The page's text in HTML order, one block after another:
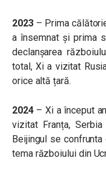
2023– Prima
a însemnat și prima
declanșarea
total, Xi a vizitat
orice altă țară.
2024– Xi a început
vizitat Franța,
Beijingul se
tema războiului din